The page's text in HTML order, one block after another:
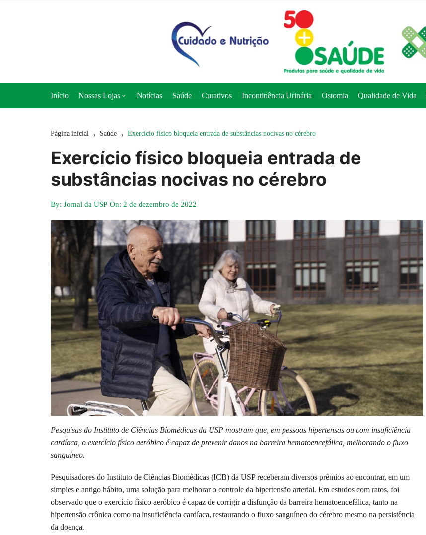
Início Nossas Lojas
Loja Curativos Express
Notícias Saúde Curativos Incontinência Urinária Ostomia Qualidade de Vida
Página inicial Saúde Exercício físico bloqueia entrada de substâncias nocivas no cérebro
Exercício físico bloqueia entrada de
substâncias nocivas no cérebro
By: Jornal da USP On: 2 de dezembro de 2022
Pesquisas do Instituto de Ciências Biomédicas da USP mostram que, em pessoas hipertensas ou com insuficiência
cardíaca, o exercício físico aeróbico é capaz de prevenir danos na barreira hematoencefálica, melhorando o fluxo
sanguíneo.
Pesquisadores do Instituto de Ciências Biomédicas (ICB) da USP receberam diversos prêmios ao encontrar, em um
simples e antigo hábito, uma solução para melhorar o controle da hipertensão arterial. Em estudos com ratos, foi
observado que o exercício físico aeróbico é capaz de corrigir a disfunção da barreira hematoencefálica, tanto na
hipertensão crônica como na insuficiência cardíaca, restaurando o fluxo sanguíneo do cérebro mesmo na persistência
da doença.